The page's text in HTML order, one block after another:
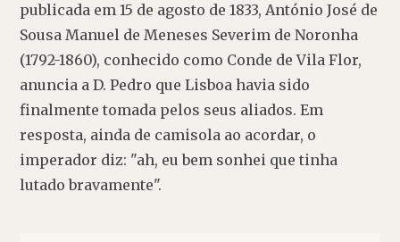
publicada em 15 de agosto de 1833, António José de
Sousa Manuel de Meneses Severim de Noronha
(1792-1860), conhecido como Conde de Vila Flor,
anuncia a D. Pedro que Lisboa havia sido
finalmente tomada pelos seus aliados. Em
resposta, ainda de camisola ao acordar, o
imperador diz: "ah, eu bem sonhei que tinha
lutado bravamente".